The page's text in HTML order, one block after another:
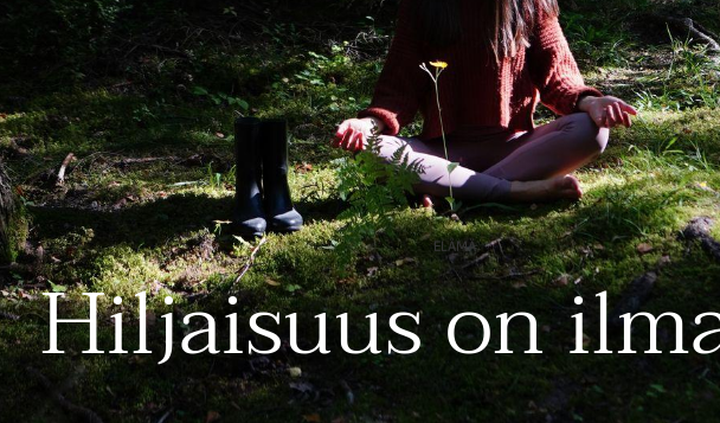
ELÄMÄ
Hiljaisuus on